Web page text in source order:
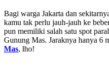
Bagi warga Jakarta dan
kamu tak perlu jauh-jauh ke
pun memiliki salah satu spot
Gunung Mas. Jaraknya hanya 6
Mas, lho!